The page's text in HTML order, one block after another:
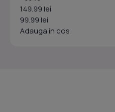
149.99 lei
99.99 lei
Adauga in cos